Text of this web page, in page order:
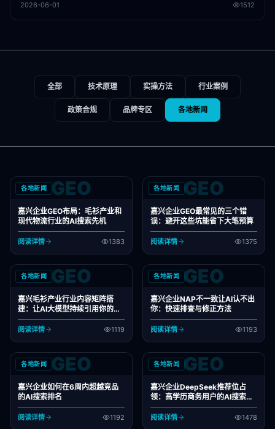
2026-06-01 1512
全部 技术原理 实操方法 行业案例
政策合规 品牌专区 各地新闻
各地新闻 GEO
嘉兴企业GEO布局：毛衫产业和
现代物流行业的AI搜索先机
阅读详情 1383
各地新闻 GEO
嘉兴企业GEO最常见的三个错
误：避开这些坑能省下大笔预算
阅读详情 1375
各地新闻 GEO
嘉兴毛衫产业行业内容矩阵搭
建：让AI大模型持续引用你的专
业观点
阅读详情 1119
各地新闻 GEO
嘉兴企业NAP不一致让AI认不出
你：快速排查与修正方法
阅读详情 1193
各地新闻 GEO
嘉兴企业如何在6周内超越竞品
的AI搜索排名
阅读详情 1192
各地新闻 GEO
嘉兴企业DeepSeek推荐位占
领：高学历商务用户的AI搜索攻
略
阅读详情 1478